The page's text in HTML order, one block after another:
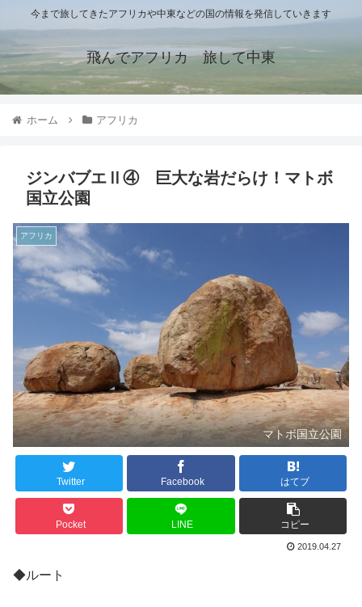
今まで旅してきたアフリカや中東などの国の情報を発信していきます
飛んでアフリカ 旅して中東
ホーム アフリカ
ジンバブエⅡ④ 巨大な岩だらけ！マトボ
国立公園
アフリカ
マトボ国立公園
Twitter Facebook はてブ
Pocket LINE コピー
2019.04.27
◆ルート